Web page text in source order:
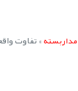
»تفاوت